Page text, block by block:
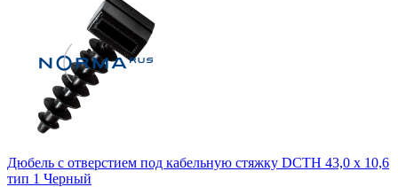
Дюбель с отверстием под кабельную стяжку DCTH 43,0 x 10,6
тип 1 Черный